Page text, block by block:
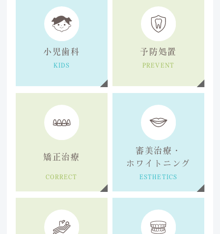
小児歯科
KIDS
予防処置
PREVENT
矯正治療
CORRECT
審美治療・
ホワイトニング
ESTHETICS